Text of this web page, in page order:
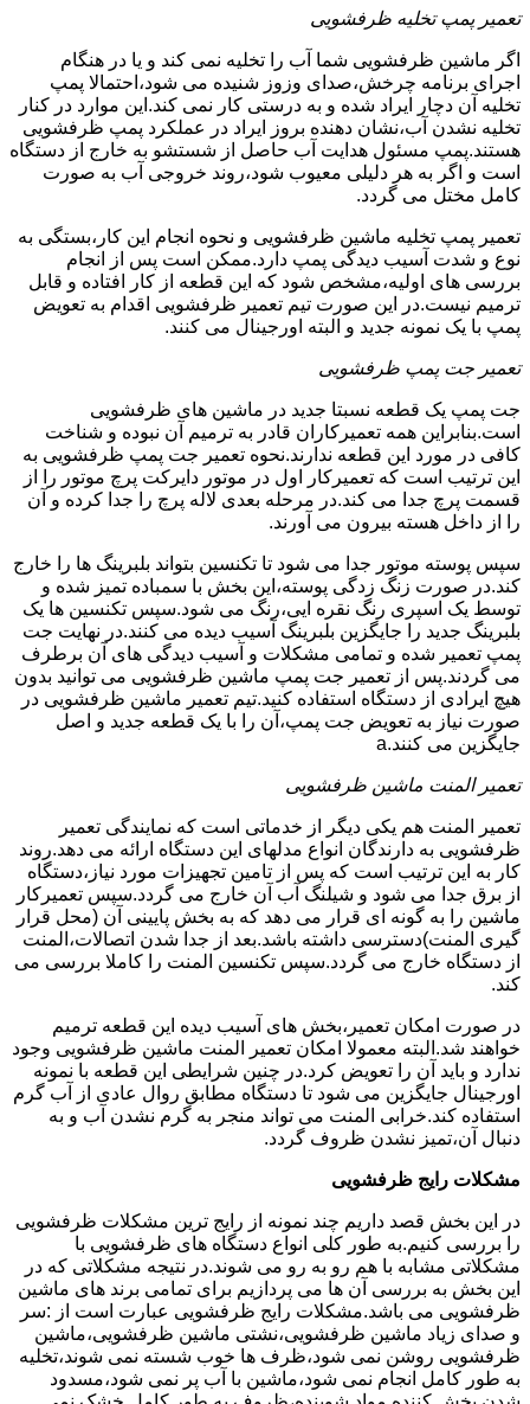
تعمیر پمپ تخلیه ظرفشویی
اگر ماشین ظرفشویی شما آب را تخلیه نمی کند و یا در هنگام
اجرای برنامه چرخش،صدای وزوز شنیده می شود،احتمالا پمپ
تخلیه آن دچار ایراد شده و به درستی کار نمی کند.این موارد در کنار
تخلیه نشدن آب،نشان دهنده بروز ایراد در عملکرد پمپ ظرفشویی
هستند.پمپ مسئول هدایت آب حاصل از شستشو به خارج از دستگاه
است و اگر به هر دلیلی معیوب شود،روند خروجی آب به صورت
کامل مختل می گردد.
تعمیر پمپ تخلیه ماشین ظرفشویی و نحوه انجام این کار،بستگی به
نوع و شدت آسیب دیدگی پمپ دارد.ممکن است پس از انجام
بررسی های اولیه،مشخص شود که این قطعه از کار افتاده و قابل
ترمیم نیست.در این صورت تیم تعمیر ظرفشویی اقدام به تعویض
پمپ با یک نمونه جدید و البته اورجینال می کنند.
تعمیر جت پمپ ظرفشویی
جت پمپ یک قطعه نسبتا جدید در ماشین های ظرفشویی
است.بنابراین همه تعمیرکاران قادر به ترمیم آن نبوده و شناخت
کافی در مورد این قطعه ندارند.نحوه تعمیر جت پمپ ظرفشویی به
این ترتیب است که تعمیرکار اول در موتور دایرکت پرچ موتور را از
قسمت پرچ جدا می کند.در مرحله بعدی لاله پرچ را جدا کرده و آن
را از داخل هسته بیرون می آورند.
سپس پوسته موتور جدا می شود تا تکنسین بتواند بلبرینگ ها را خارج
کند.در صورت زنگ زدگی پوسته،این بخش با سمباده تمیز شده و
توسط یک اسپری رنگ نقره ایی،رنگ می شود.سپس تکنسین ها یک
بلبرینگ جدید را جایگزین بلبرینگ آسیب دیده می کنند.در نهایت جت
پمپ تعمیر شده و تمامی مشکلات و آسیب دیدگی های آن برطرف
می گردند.پس از تعمیر جت پمپ ماشین ظرفشویی می توانید بدون
هیچ ایرادی از دستگاه استفاده کنید.تیم تعمیر ماشین ظرفشویی در
صورت نیاز به تعویض جت پمپ،آن را با یک قطعه جدید و اصل
جایگزین می کنند.a
تعمیر المنت ماشین ظرفشویی
تعمیر المنت هم یکی دیگر از خدماتی است که نمایندگی تعمیر
ظرفشویی به دارندگان انواع مدلهای این دستگاه ارائه می دهد.روند
کار به این ترتیب است که پس از تامین تجهیزات مورد نیاز،دستگاه
از برق جدا می شود و شیلنگ آب آن خارج می گردد.سپس تعمیرکار
ماشین را به گونه ای قرار می دهد که به بخش پایینی آن (محل قرار
گیری المنت)دسترسی داشته باشد.بعد از جدا شدن اتصالات،المنت
از دستگاه خارج می گردد.سپس تکنسین المنت را کاملا بررسی می
کند.
در صورت امکان تعمیر،بخش های آسیب دیده این قطعه ترمیم
خواهند شد.البته معمولا امکان تعمیر المنت ماشین ظرفشویی وجود
ندارد و باید آن را تعویض کرد.در چنین شرایطی این قطعه با نمونه
اورجینال جایگزین می شود تا دستگاه مطابق روال عادی از آب گرم
استفاده کند.خرابی المنت می تواند منجر به گرم نشدن آب و به
دنبال آن،تمیز نشدن ظروف گردد.
مشکلات رایج ظرفشویی
در این بخش قصد داریم چند نمونه از رایج ترین مشکلات ظرفشویی
را بررسی کنیم.به طور کلی انواع دستگاه های ظرفشویی با
مشکلاتی مشابه با هم رو به رو می شوند.در نتیجه مشکلاتی که در
این بخش به بررسی آن ها می پردازیم برای تمامی برند های ماشین
ظرفشویی می باشد.مشکلات رایج ظرفشویی عبارت است از :سر
و صدای زیاد ماشین ظرفشویی،نشتی ماشین ظرفشویی،ماشین
ظرفشویی روشن نمی شود،ظرف ها خوب شسته نمی شوند،تخلیه
به طور کامل انجام نمی شود،ماشین با آب پر نمی شود،مسدود